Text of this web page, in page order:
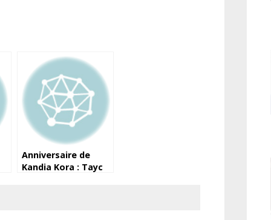
Anniversaire de
Kandia Kora : Tayc